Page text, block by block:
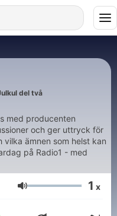
del två
med producenten
och ger uttryck för
ämnen som helst kan
på Radio1 - med
Volumen 1 x